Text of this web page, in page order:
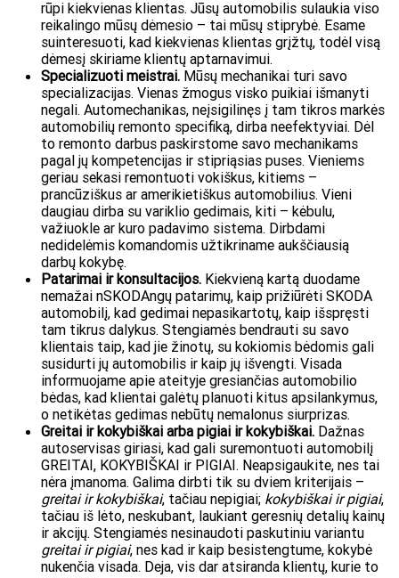
rūpi kiekvienas klientas. Jūsų automobilis sulaukia viso
reikalingo mūsų dėmesio – tai mūsų stiprybė. Esame
suinteresuoti, kad kiekvienas klientas grįžtų, todėl visą
dėmesį skiriame klientų aptarnavimui.
Specializuoti meistrai. Mūsų mechanikai turi savo
specializacijas. Vienas žmogus visko puikiai išmanyti
negali. Automechanikas, neįsigilinęs į tam tikros markės
automobilių remonto specifiką, dirba neefektyviai. Dėl
to remonto darbus paskirstome savo mechanikams
pagal jų kompetencijas ir stipriąsias puses. Vieniems
geriau sekasi remontuoti vokiškus, kitiems –
prancūziškus ar amerikietiškus automobilius. Vieni
daugiau dirba su variklio gedimais, kiti – kėbulu,
važiuokle ar kuro padavimo sistema. Dirbdami
nedidelėmis komandomis užtikriname aukščiausią
darbų kokybę.
Patarimai ir konsultacijos. Kiekvieną kartą duodame
nemažai nSKODAngų patarimų, kaip prižiūrėti SKODA
automobilį, kad gedimai nepasikartotų, kaip išspręsti
tam tikrus dalykus. Stengiamės bendrauti su savo
klientais taip, kad jie žinotų, su kokiomis bėdomis gali
susidurti jų automobilis ir kaip jų išvengti. Visada
informuojame apie ateityje gresiančias automobilio
bėdas, kad klientai galėtų planuoti kitus apsilankymus,
o netikėtas gedimas nebūtų nemalonus siurprizas.
Greitai ir kokybiškai arba pigiai ir kokybiškai. Dažnas
autoservisas giriasi, kad gali suremontuoti automobilį
GREITAI, KOKYBIŠKAI ir PIGIAI. Neapsigaukite, nes tai
nėra įmanoma. Galima dirbti tik su dviem kriterijais –
greitai ir kokybiškai, tačiau nepigiai; kokybiškai ir pigiai,
tačiau iš lėto, neskubant, laukiant geresnių detalių kainų
ir akcijų. Stengiamės nesinaudoti paskutiniu variantu
greitai ir pigiai, nes kad ir kaip besistengtume, kokybė
nukenčia visada. Deja, vis dar atsiranda klientų, kurie to